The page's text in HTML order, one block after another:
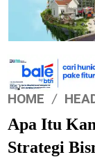
HOME
Apa Itu
Strategi